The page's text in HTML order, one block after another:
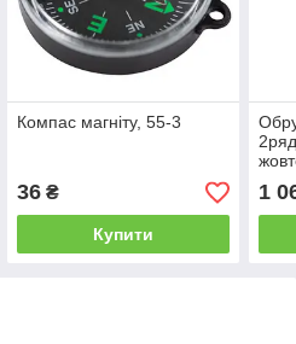
Компас магніту, 55-3
36₴
Купити
1